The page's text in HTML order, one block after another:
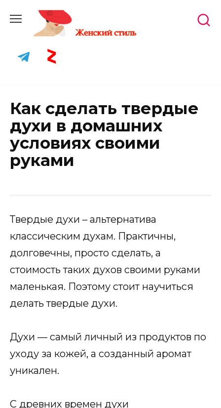
content
Как сделать твердые
духи в домашних
условиях своими
руками
Твердые духи – альтернатива
классическим духам. Практичны,
долговечны, просто сделать, а
стоимость таких духов своими руками
маленькая. Поэтому стоит научиться
делать твердые духи.
Духи — самый личный из продуктов по
уходу за кожей, а созданный аромат
уникален.
С древних времен духи